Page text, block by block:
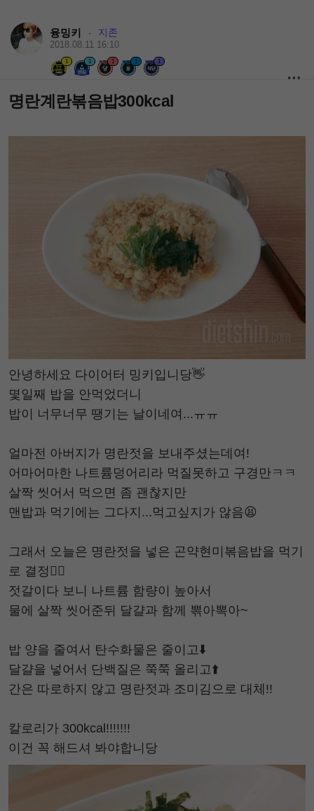
융밍키 · 지존
2018.08.11 16:10
1 1 1 1 1
명란계란볶음밥300kcal
안녕하세요 다이어터 밍키입니당👋
몇일째 밥을 안먹었더니
밥이 너무너무 땡기는 날이네여...ㅠㅠ
얼마전 아버지가 명란젓을 보내주셨는데여!
어마어마한 나트륨덩어리라 먹질못하고 구경만ㅋㅋ
살짝 씻어서 먹으면 좀 괜찮지만
맨밥과 먹기에는 그다지...먹고싶지가 않음😫
그래서 오늘은 명란젓을 넣은 곤약현미볶음밥을 먹기
로 결정🙆‍♀️
젓갈이다 보니 나트륨 함량이 높아서
물에 살짝 씻어준뒤 달걀과 함께 뽂아뽁아~
밥 양을 줄여서 탄수화물은 줄이고⬇️
달걀을 넣어서 단백질은 쭉쭉 올리고⬆️
간은 따로하지 않고 명란젓과 조미김으로 대체!!
칼로리가 300kcal!!!!!!!
이건 꼭 해드셔 봐야합니당